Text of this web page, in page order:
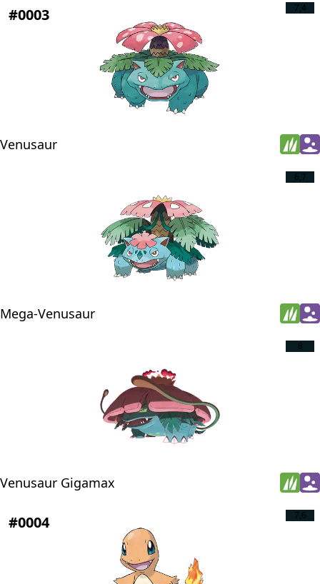
#0003 7,4
Venusaur
6,7
Mega-Venusaur
8
Venusaur Gigamax
#0004 7,6